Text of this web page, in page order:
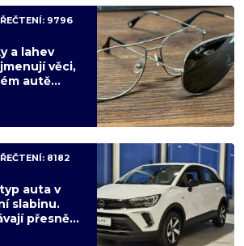
9796
a lahev
věci,
autě
i požár
8182
auta v
slabinu.
přesně